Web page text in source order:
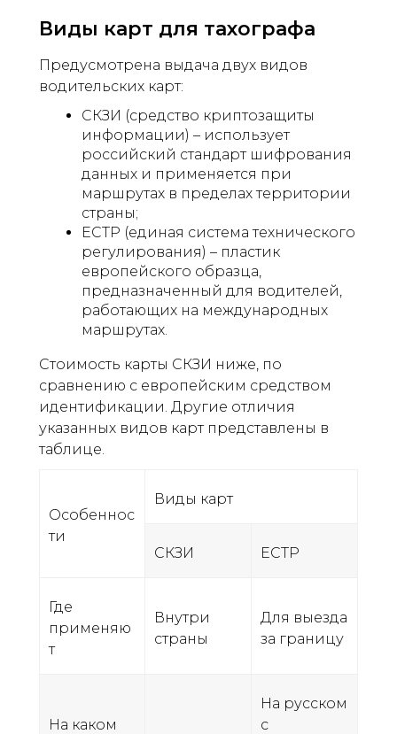
Виды карт для тахографа
Предусмотрена выдача двух видов
водительских карт:
СКЗИ (средство криптозащиты
информации) – использует
российский стандарт шифрования
данных и применяется при
маршрутах в пределах территории
страны;
ЕСТР (единая система технического
регулирования) – пластик
европейского образца,
предназначенный для водителей,
работающих на международных
маршрутах.
Стоимость карты СКЗИ ниже, по
сравнению с европейским средством
идентификации. Другие отличия
указанных видов карт представлены в
таблице.
Особеннос
ти
Виды карт
СКЗИ ЕСТР
Где
применяю
т
Внутри
страны
Для выезда
за границу
На каком
На русском
с